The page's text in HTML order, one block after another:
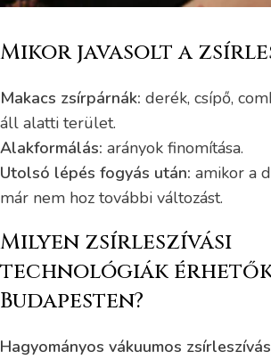
Mikor javasolt a
Makacs zsírpárnák: derék, csípő,
áll alatti terület.
Alakformálás: arányok finomítása.
Utolsó lépés fogyás után: amikor a
már nem hoz további változást.
Milyen zsírleszívási
technológiák
Budapesten?
Hagyományos vákuumos